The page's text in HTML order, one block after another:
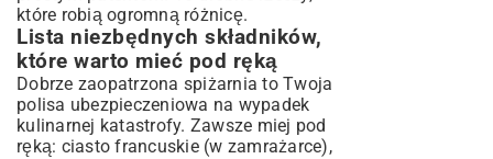
które robią ogromną różnicę.
Lista niezbędnych składników,
które warto mieć pod ręką
Dobrze zaopatrzona spiżarnia to Twoja
polisa ubezpieczeniowa na wypadek
kulinarnej katastrofy. Zawsze miej pod
ręką: ciasto francuskie (w zamrażarce),